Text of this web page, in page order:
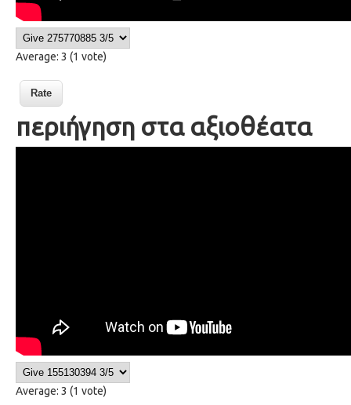
Average: 3 (1 vote)
περιήγηση στα αξιοθέατα
Average: 3 (1 vote)